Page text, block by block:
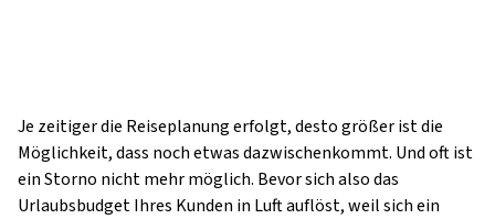
Je zeitiger die Reiseplanung erfolgt, desto größer ist die
Möglichkeit, dass noch etwas dazwischenkommt. Und oft ist
ein Storno nicht mehr möglich. Bevor sich also das
Urlaubsbudget Ihres Kunden in Luft auflöst, weil sich ein